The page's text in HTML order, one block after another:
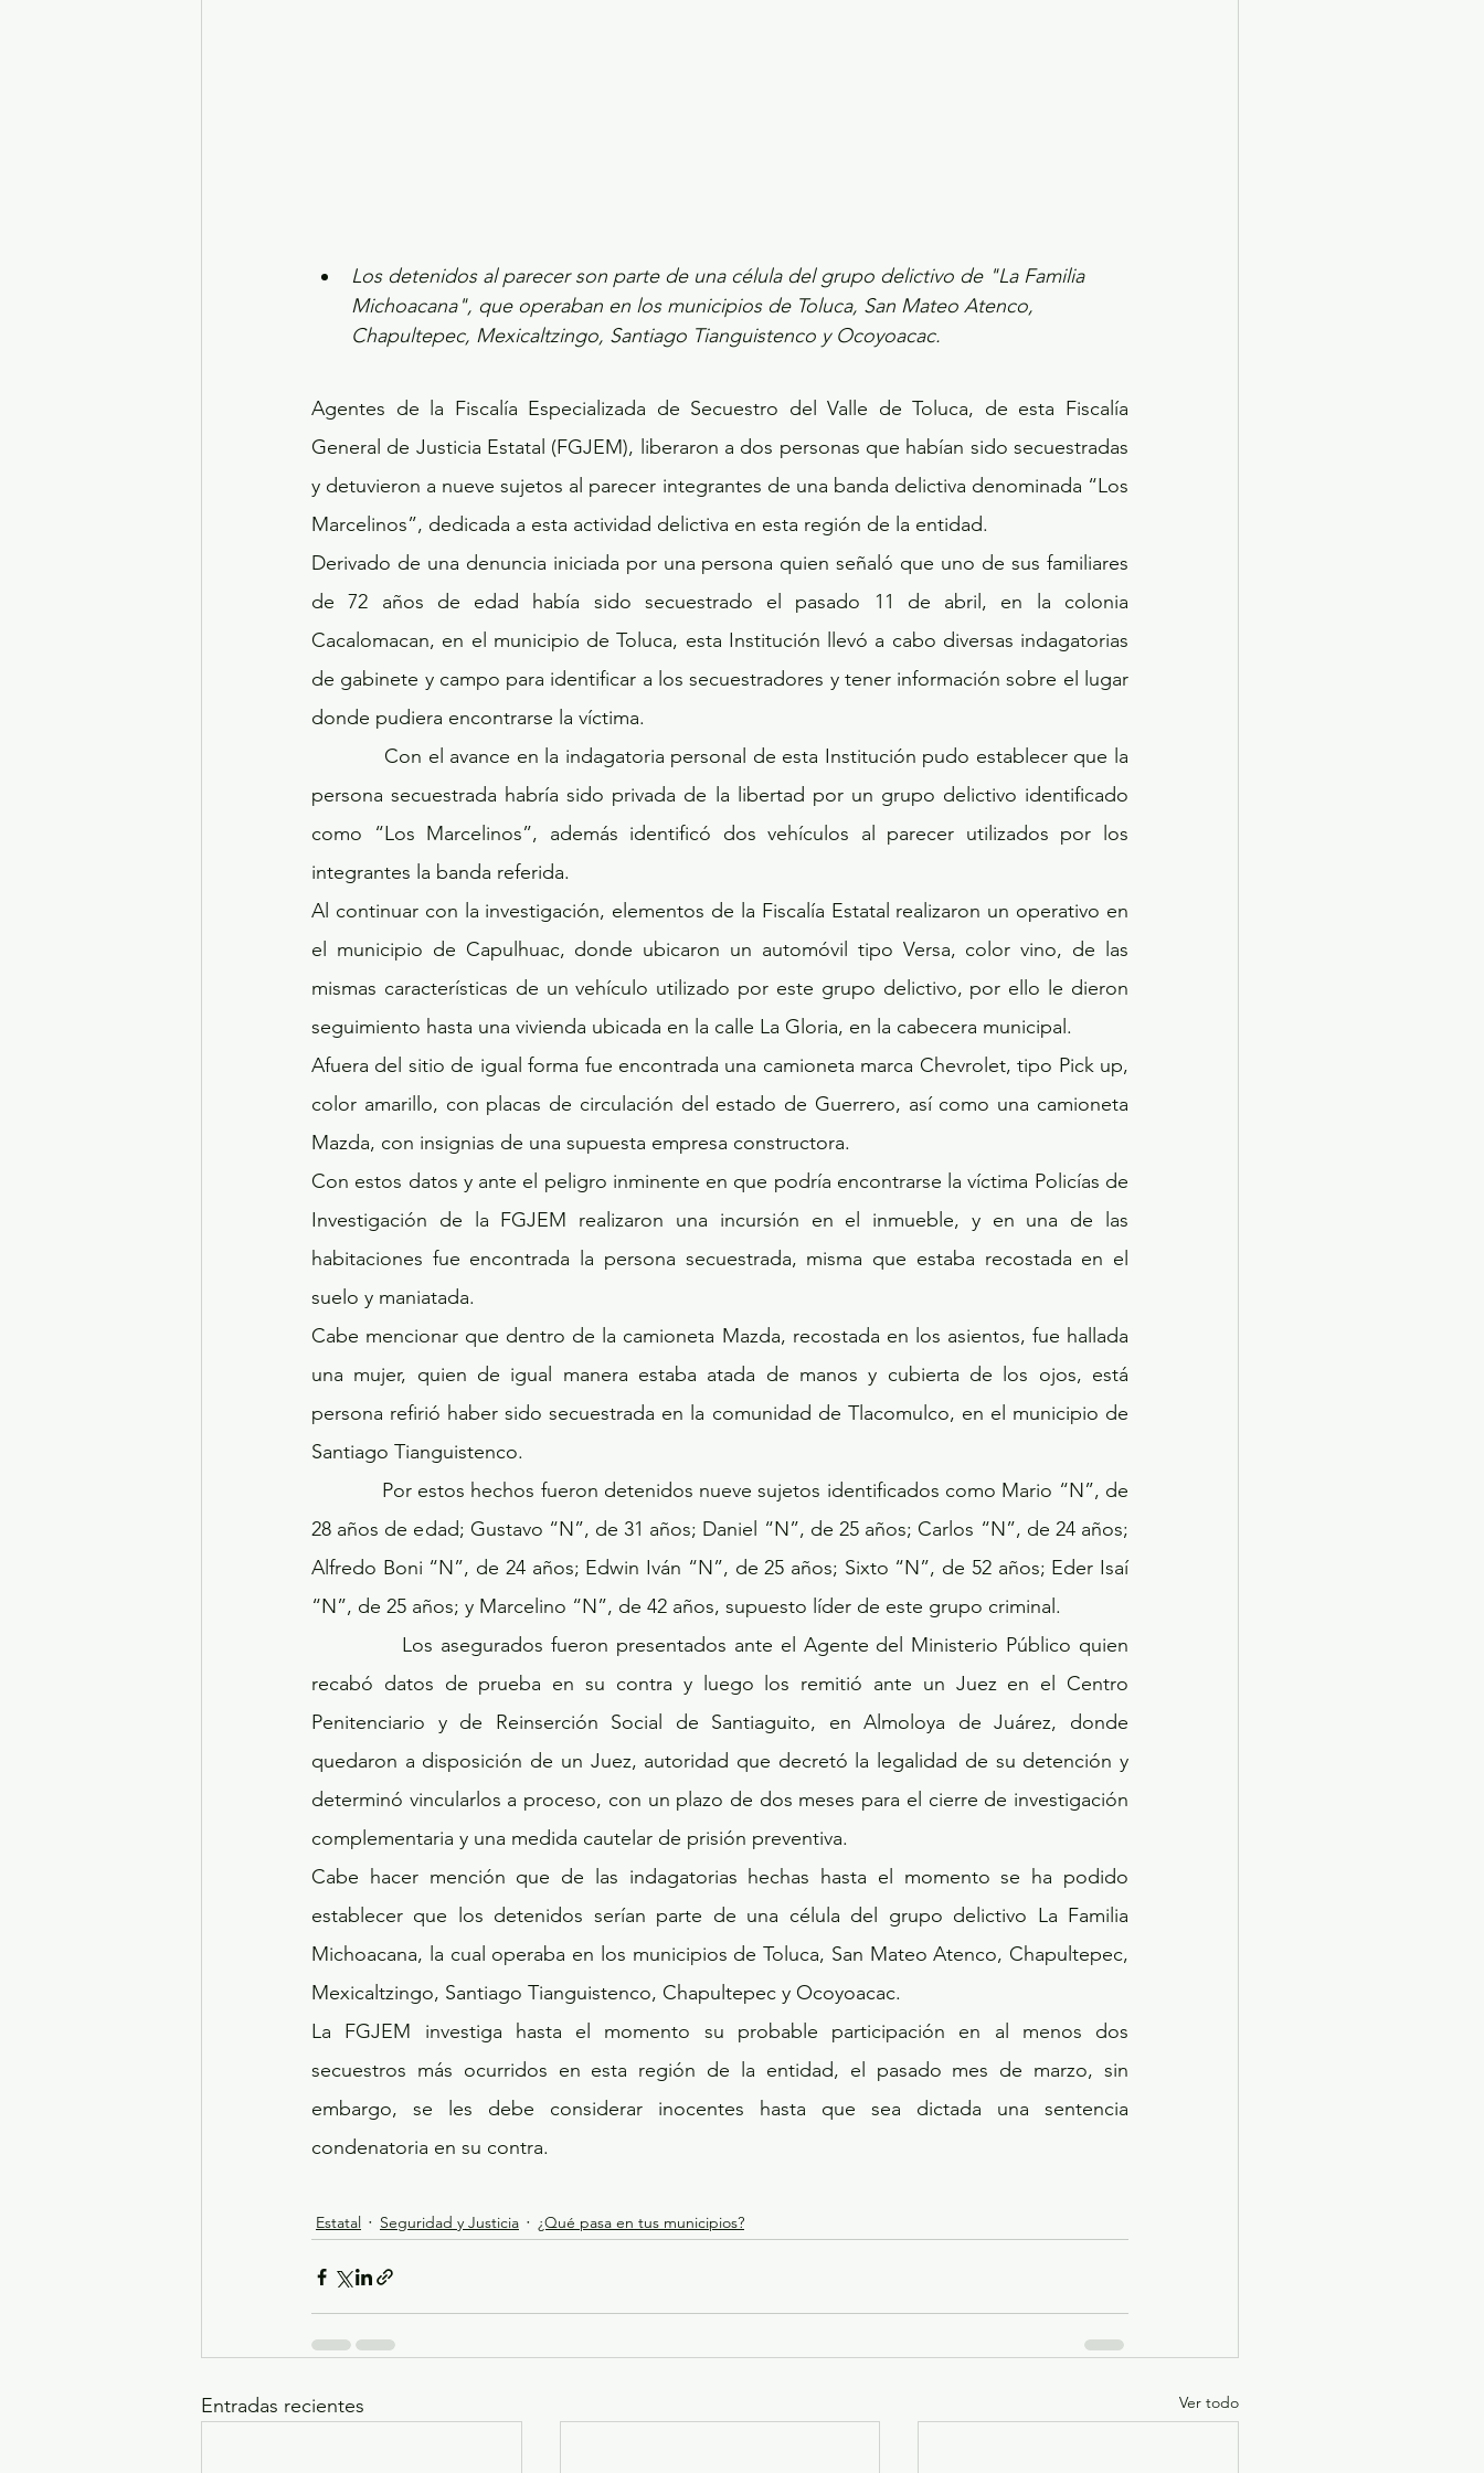
Los detenidos al parecer son parte de una célula del grupo delictivo de "La Familia
Michoacana", que operaban en los municipios de Toluca, San Mateo Atenco,
Chapultepec, Mexicaltzingo, Santiago Tianguistenco y Ocoyoacac.
Agentes de la Fiscalía Especializada de Secuestro del Valle de Toluca, de esta Fiscalía
General de Justicia Estatal (FGJEM), liberaron a dos personas que habían sido secuestradas
y detuvieron a nueve sujetos al parecer integrantes de una banda delictiva denominada “Los
Marcelinos”, dedicada a esta actividad delictiva en esta región de la entidad.
Derivado de una denuncia iniciada por una persona quien señaló que uno de sus familiares
de 72 años de edad había sido secuestrado el pasado 11 de abril, en la colonia
Cacalomacan, en el municipio de Toluca, esta Institución llevó a cabo diversas indagatorias
de gabinete y campo para identificar a los secuestradores y tener información sobre el lugar
donde pudiera encontrarse la víctima.
persona secuestrada habría sido privada de la libertad por un grupo delictivo identificado
como “Los Marcelinos”, además identificó dos vehículos al parecer utilizados por los
integrantes la banda referida.
Al continuar con la investigación, elementos de la Fiscalía Estatal realizaron un operativo en
el municipio de Capulhuac, donde ubicaron un automóvil tipo Versa, color vino, de las
mismas características de un vehículo utilizado por este grupo delictivo, por ello le dieron
seguimiento hasta una vivienda ubicada en la calle La Gloria, en la cabecera municipal.
Afuera del sitio de igual forma fue encontrada una camioneta marca Chevrolet, tipo Pick up,
color amarillo, con placas de circulación del estado de Guerrero, así como una camioneta
Mazda, con insignias de una supuesta empresa constructora.
Con estos datos y ante el peligro inminente en que podría encontrarse la víctima Policías de
Investigación de la FGJEM realizaron una incursión en el inmueble, y en una de las
habitaciones fue encontrada la persona secuestrada, misma que estaba recostada en el
suelo y maniatada.
Cabe mencionar que dentro de la camioneta Mazda, recostada en los asientos, fue hallada
una mujer, quien de igual manera estaba atada de manos y cubierta de los ojos, está
persona refirió haber sido secuestrada en la comunidad de Tlacomulco, en el municipio de
Santiago Tianguistenco.
28 años de edad; Gustavo “N”, de 31 años; Daniel “N”, de 25 años; Carlos “N”, de 24 años;
Alfredo Boni “N”, de 24 años; Edwin Iván “N”, de 25 años; Sixto “N”, de 52 años; Eder Isaí
“N”, de 25 años; y Marcelino “N”, de 42 años, supuesto líder de este grupo criminal.
recabó datos de prueba en su contra y luego los remitió ante un Juez en el Centro
Penitenciario y de Reinserción Social de Santiaguito, en Almoloya de Juárez, donde
quedaron a disposición de un Juez, autoridad que decretó la legalidad de su detención y
determinó vincularlos a proceso, con un plazo de dos meses para el cierre de investigación
complementaria y una medida cautelar de prisión preventiva.
Cabe hacer mención que de las indagatorias hechas hasta el momento se ha podido
establecer que los detenidos serían parte de una célula del grupo delictivo La Familia
Michoacana, la cual operaba en los municipios de Toluca, San Mateo Atenco, Chapultepec,
Mexicaltzingo, Santiago Tianguistenco, Chapultepec y Ocoyoacac.
La FGJEM investiga hasta el momento su probable participación en al menos dos
secuestros más ocurridos en esta región de la entidad, el pasado mes de marzo, sin
embargo, se les debe considerar inocentes hasta que sea dictada una sentencia
condenatoria en su contra.
Estatal Seguridad y Justicia ¿Qué pasa en tus municipios?
Entradas recientes Ver todo